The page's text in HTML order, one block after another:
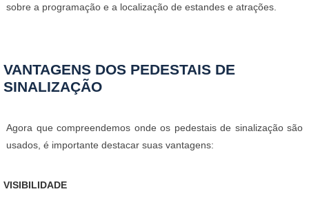
sobre a programação e a localização de estandes e atrações.
VANTAGENS DOS PEDESTAIS DE
SINALIZAÇÃO
Agora que compreendemos onde os pedestais de sinalização são
usados, é importante destacar suas vantagens:
VISIBILIDADE